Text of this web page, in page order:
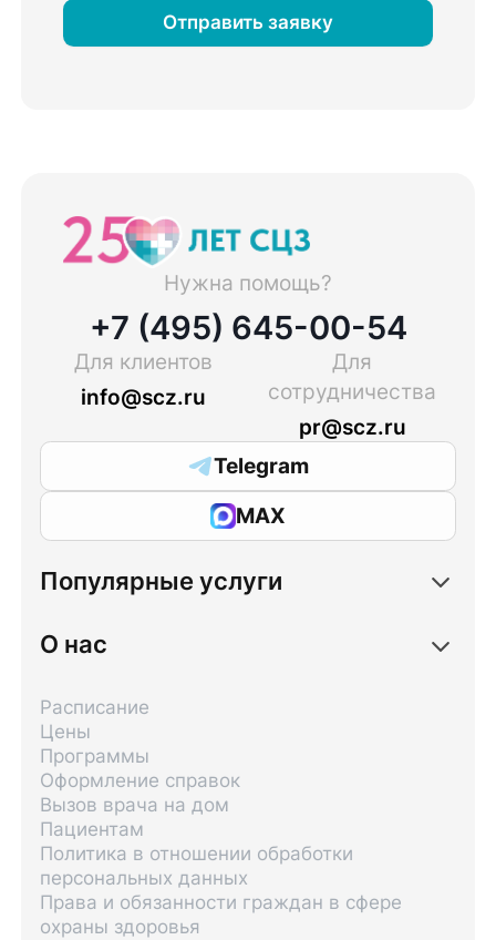
Отправить заявку
Нужна помощь?
+7 (495) 645-00-54
Для клиентов
info@scz.ru
Для
сотрудничества
pr@scz.ru
Telegram
MAX
Популярные услуги
О нас
Расписание
Цены
Программы
Оформление справок
Вызов врача на дом
Пациентам
Политика в отношении обработки
персональных данных
Права и обязанности граждан в сфере
охраны здоровья